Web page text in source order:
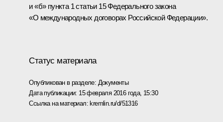
и «б» пункта 1 статьи 15 Федерального закона
«О международных договорах Российской Федерации».
Статус материала
Опубликован в разделе: Документы
Дата публикации: 15 февраля 2016 года, 15:30
Ссылка на материал: kremlin.ru/d/51316